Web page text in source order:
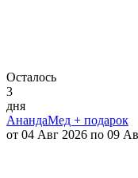
Осталось
3
дня
АнандаМед + подарок
от 04 Авг 2026 по 09